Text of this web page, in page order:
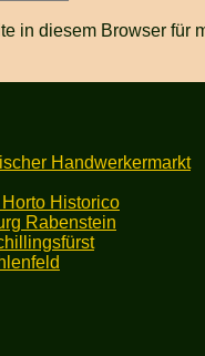
in diesem Browser für
Handwerkermarkt
Historico
Rabenstein